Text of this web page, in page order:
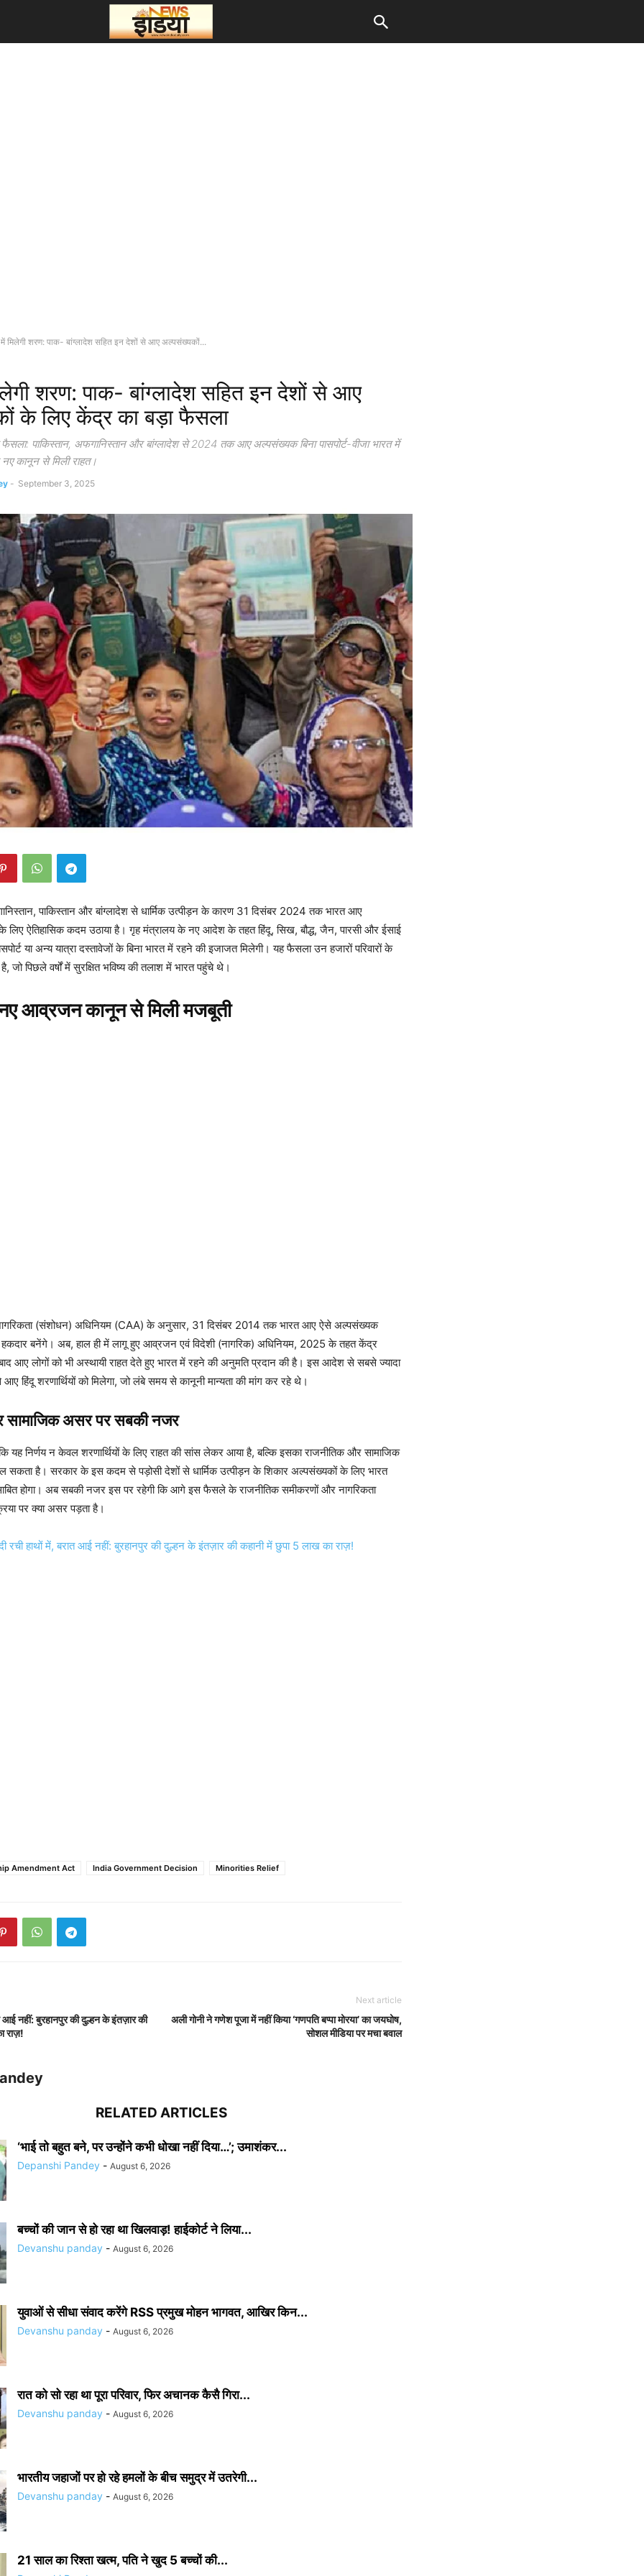
में मिलेगी शरण: पाक- बांग्लादेश सहित इन देशों से आए अल्पसंख्यकों...
शरण: पाक- बांग्लादेश सहित इन देशों से आए
के लिए केंद्र का बड़ा फैसला
पाकिस्तान, अफगानिस्तान और बांग्लादेश से 2024 तक आए अल्पसंख्यक बिना पासपोर्ट-वीजा भारत में
कानून से मिली राहत।
- September 3, 2025
पाकिस्तान और बांग्लादेश से धार्मिक उत्पीड़न के कारण 31 दिसंबर 2024 तक भारत आए
लिए ऐतिहासिक कदम उठाया है। गृह मंत्रालय के नए आदेश के तहत हिंदू, सिख, बौद्ध, जैन, पारसी और ईसाई
या अन्य यात्रा दस्तावेजों के बिना भारत में रहने की इजाजत मिलेगी। यह फैसला उन हजारों परिवारों के
जो पिछले वर्षों में सुरक्षित भविष्य की तलाश में भारत पहुंचे थे।
आव्रजन कानून से मिली मजबूती
(संशोधन) अधिनियम (CAA) के अनुसार, 31 दिसंबर 2014 तक भारत आए ऐसे अल्पसंख्यक
हकदार बनेंगे। अब, हाल ही में लागू हुए आव्रजन एवं विदेशी (नागरिक) अधिनियम, 2025 के तहत केंद्र
आए लोगों को भी अस्थायी राहत देते हुए भारत में रहने की अनुमति प्रदान की है। इस आदेश से सबसे ज्यादा
हिंदू शरणार्थियों को मिलेगा, जो लंबे समय से कानूनी मान्यता की मांग कर रहे थे।
सामाजिक असर पर सबकी नजर
कि यह निर्णय न केवल शरणार्थियों के लिए राहत की सांस लेकर आया है, बल्कि इसका राजनीतिक और सामाजिक
सकता है। सरकार के इस कदम से पड़ोसी देशों से धार्मिक उत्पीड़न के शिकार अल्पसंख्यकों के लिए भारत
होगा। अब सबकी नजर इस पर रहेगी कि आगे इस फैसले के राजनीतिक समीकरणों और नागरिकता
पर क्या असर पड़ता है।
रची हाथों में, बरात आई नहीं: बुरहानपुर की दुल्हन के इंतज़ार की कहानी में छुपा 5 लाख का राज़!
Amendment Act India Government Decision Minorities Relief
आई नहीं: बुरहानपुर की दुल्हन के इंतज़ार की
राज़!
Next article
अली गोनी ने गणेश पूजा में नहीं किया ‘गणपति बप्पा मोरया’ का जयघोष,
सोशल मीडिया पर मचा बवाल
RELATED ARTICLES
‘भाई तो बहुत बने, पर उन्होंने कभी धोखा नहीं दिया…’; उमाशंकर...
Depanshi Pandey - August 6, 2026
बच्चों की जान से हो रहा था खिलवाड़! हाईकोर्ट ने लिया...
Devanshu panday - August 6, 2026
युवाओं से सीधा संवाद करेंगे RSS प्रमुख मोहन भागवत, आखिर किन...
Devanshu panday - August 6, 2026
रात को सो रहा था पूरा परिवार, फिर अचानक कैसै गिरा...
Devanshu panday - August 6, 2026
भारतीय जहाजों पर हो रहे हमलों के बीच समुद्र में उतरेगी...
Devanshu panday - August 6, 2026
21 साल का रिश्ता खत्म, पति ने खुद 5 बच्चों की...